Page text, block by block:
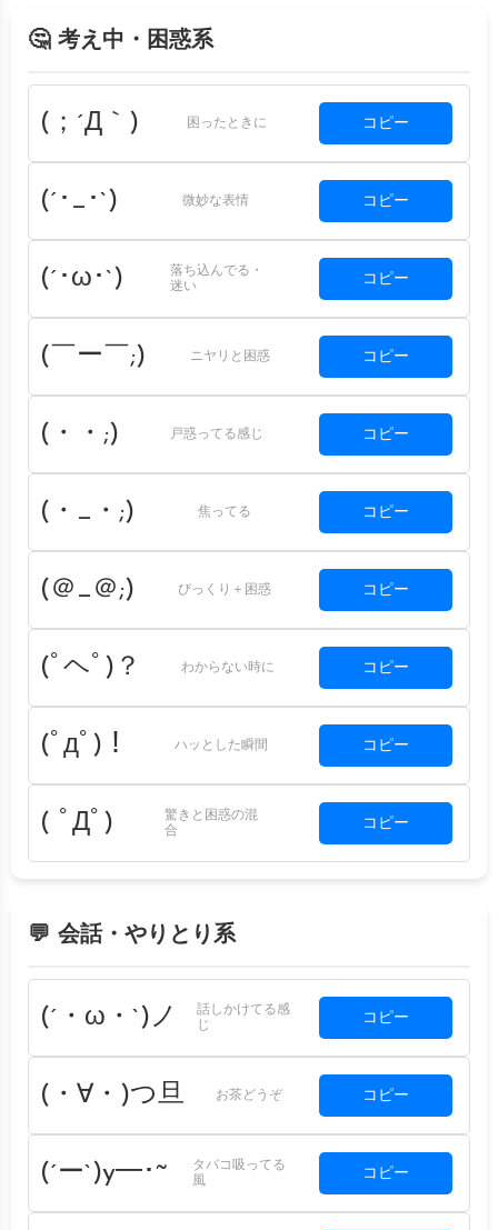
🤔 考え中・困惑系
(；´Д｀) 困ったときに コピー
(´･_･`) 微妙な表情 コピー
(´･ω･`)
落ち込んでる・
迷い
コピー
(￣ー￣;) ニヤリと困惑 コピー
(・・;) 戸惑ってる感じ コピー
(・_・;) 焦ってる コピー
(＠_＠;) びっくり＋困惑 コピー
(ﾟヘﾟ)？ わからない時に コピー
(ﾟдﾟ)！ ハッとした瞬間 コピー
( ﾟДﾟ)
驚きと困惑の混
合
コピー
💬 会話・やりとり系
(´・ω・`)ノ
話しかけてる感
じ
コピー
(・∀・)つ旦 お茶どうぞ コピー
(´ー`)y━･~
タバコ吸ってる
風
コピー